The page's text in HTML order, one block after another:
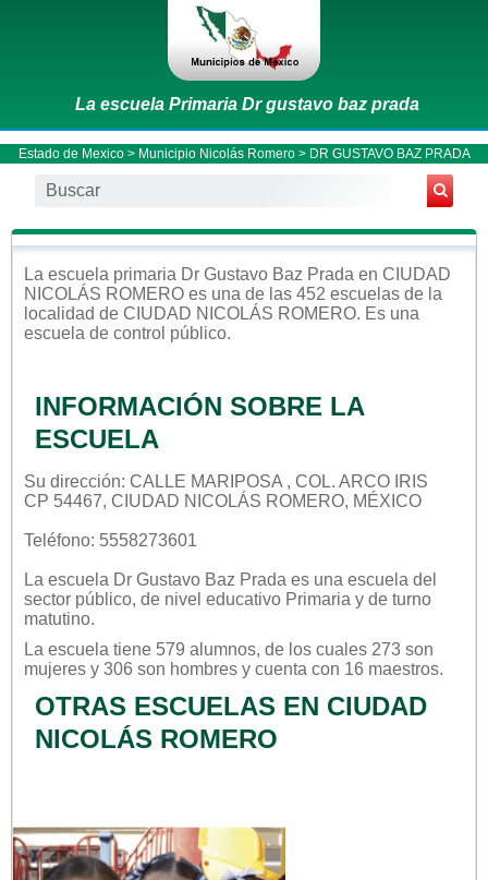
La escuela Primaria Dr gustavo baz prada
Estado de Mexico> Municipio Nicolás Romero> DR GUSTAVO BAZ PRADA
La escuela primaria Dr Gustavo Baz Prada en CIUDAD
NICOLÁS ROMERO es una de las 452 escuelas de la
localidad de CIUDAD NICOLÁS ROMERO. Es una
escuela de control público.
INFORMACIÓN SOBRE LA
ESCUELA
Su dirección: CALLE MARIPOSA , COL. ARCO IRIS
CP 54467, CIUDAD NICOLÁS ROMERO, MÉXICO
Teléfono: 5558273601
La escuela Dr Gustavo Baz Prada es una escuela del
sector público, de nivel educativo Primaria y de turno
matutino.
La escuela tiene 579 alumnos, de los cuales 273 son
mujeres y 306 son hombres y cuenta con 16 maestros.
OTRAS ESCUELAS EN CIUDAD
NICOLÁS ROMERO